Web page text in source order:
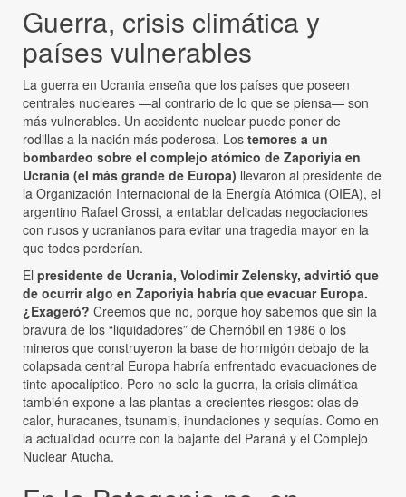
Guerra, crisis climática y
países vulnerables
La guerra en Ucrania enseña que los países que poseen
centrales nucleares —al contrario de lo que se piensa— son
más vulnerables. Un accidente nuclear puede poner de
rodillas a la nación más poderosa. Los temores a un
bombardeo sobre el complejo atómico de Zaporiyia en
Ucrania (el más grande de Europa) llevaron al presidente de
la Organización Internacional de la Energía Atómica (OIEA), el
argentino Rafael Grossi, a entablar delicadas negociaciones
con rusos y ucranianos para evitar una tragedia mayor en la
que todos perderían.
El presidente de Ucrania, Volodimir Zelensky, advirtió que
de ocurrir algo en Zaporiyia habría que evacuar Europa.
¿Exageró? Creemos que no, porque hoy sabemos que sin la
bravura de los “liquidadores” de Chernóbil en 1986 o los
mineros que construyeron la base de hormigón debajo de la
colapsada central Europa habría enfrentado evacuaciones de
tinte apocalíptico. Pero no solo la guerra, la crisis climática
también expone a las plantas a crecientes riesgos: olas de
calor, huracanes, tsunamis, inundaciones y sequías. Como en
la actualidad ocurre con la bajante del Paraná y el Complejo
Nuclear Atucha.